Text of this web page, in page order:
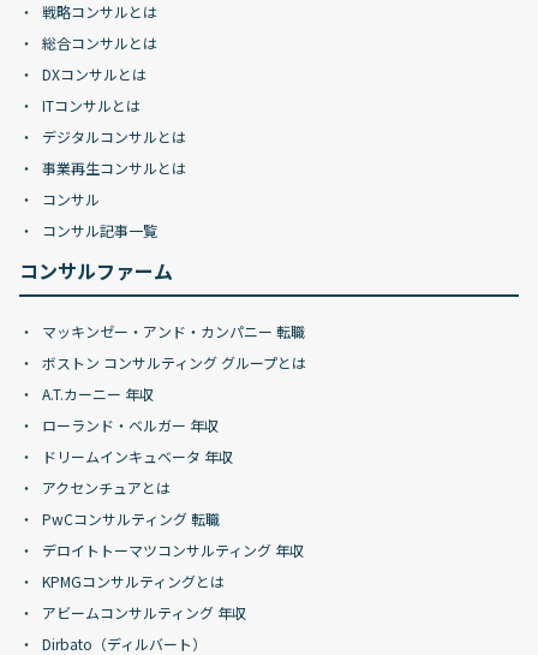
戦略コンサルとは
総合コンサルとは
DXコンサルとは
ITコンサルとは
デジタルコンサルとは
事業再生コンサルとは
コンサル
コンサル記事一覧
コンサルファーム
マッキンゼー・アンド・カンパニー 転職
ボストン コンサルティング グループとは
A.T.カーニー 年収
ローランド・ベルガー 年収
ドリームインキュベータ 年収
アクセンチュアとは
PwCコンサルティング 転職
デロイトトーマツコンサルティング 年収
KPMGコンサルティングとは
アビームコンサルティング 年収
Dirbato（ディルバート）